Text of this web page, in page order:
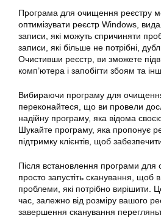
Програма для очищення реєстру
оптимізувати реєстр Windows,
записи, які можуть спричиняти
записи, які більше не потрібні,
Очистивши реєстр, ви зможете
комп’ютера і запобігти збоям та
Вибираючи програму для
переконайтеся, що ви провели
надійну програму, яка відома
Шукайте програму, яка пропонує
підтримку клієнтів, щоб
Після встановлення програми для
просто запустіть сканування, щоб
проблеми, які потрібно вирішити.
час, залежно від розміру вашого
завершення сканування